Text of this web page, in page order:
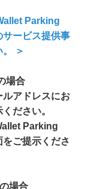
Parking
サービス提供事
＞
場合
アドレスにお
ださい。
Parking
ご提示くださ
場合